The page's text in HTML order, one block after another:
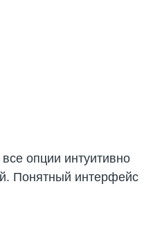
опции интуитивно
Понятный интерфейс